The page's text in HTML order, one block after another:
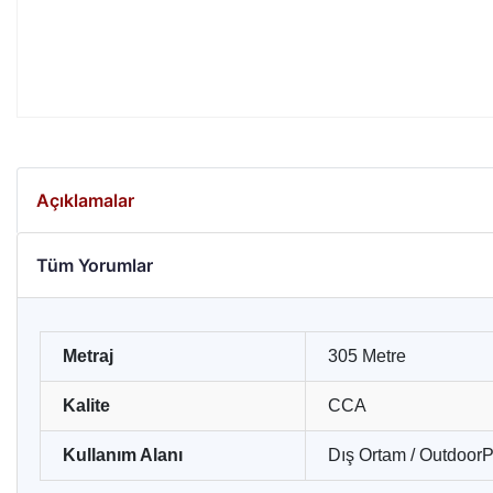
Açıklamalar
Tüm Yorumlar
Metraj 305 Metre
Kalite CCA
Kullanım Alanı Dış Ortam /